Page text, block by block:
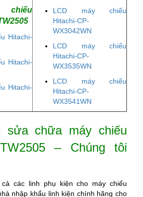
chiếu
Hitachi-
Hitachi-
Hitachi-
LCD máy chiếu
Hitachi-CP-
WX3042WN
LCD máy chiếu
Hitachi-CP-
WX3535WN
LCD máy chiếu
Hitachi-CP-
WX3541WN
sửa chữa máy chiếu
– Chúng tôi
các linh phụ kiện cho máy chiếu
nhập khẩu linh kiện chính hãng cho